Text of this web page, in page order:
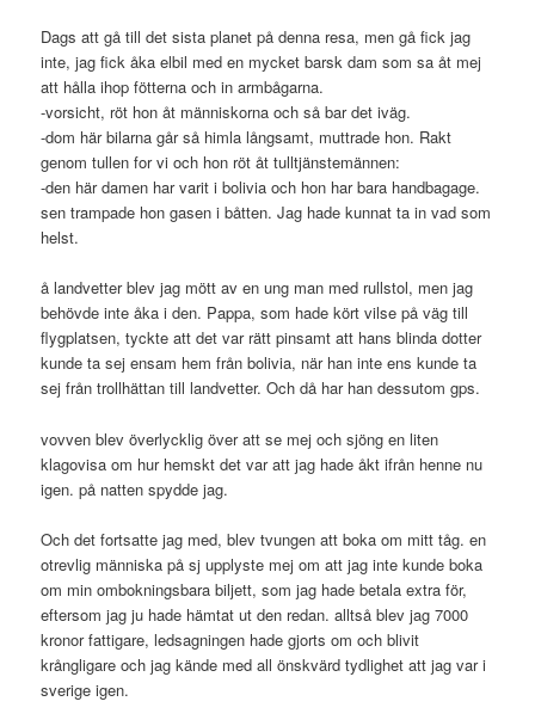
Dags att gå till det sista planet på denna resa, men gå fick jag
inte, jag fick åka elbil med en mycket barsk dam som sa åt mej
att hålla ihop fötterna och in armbågarna.
-vorsicht, röt hon åt människorna och så bar det iväg.
-dom här bilarna går så himla långsamt, muttrade hon. Rakt
genom tullen for vi och hon röt åt tulltjänstemännen:
-den här damen har varit i bolivia och hon har bara handbagage.
sen trampade hon gasen i båtten. Jag hade kunnat ta in vad som
helst.
å landvetter blev jag mött av en ung man med rullstol, men jag
behövde inte åka i den. Pappa, som hade kört vilse på väg till
flygplatsen, tyckte att det var rätt pinsamt att hans blinda dotter
kunde ta sej ensam hem från bolivia, när han inte ens kunde ta
sej från trollhättan till landvetter. Och då har han dessutom gps.
vovven blev överlycklig över att se mej och sjöng en liten
klagovisa om hur hemskt det var att jag hade åkt ifrån henne nu
igen. på natten spydde jag.
Och det fortsatte jag med, blev tvungen att boka om mitt tåg. en
otrevlig människa på sj upplyste mej om att jag inte kunde boka
om min ombokningsbara biljett, som jag hade betala extra för,
eftersom jag ju hade hämtat ut den redan. alltså blev jag 7000
kronor fattigare, ledsagningen hade gjorts om och blivit
krångligare och jag kände med all önskvärd tydlighet att jag var i
sverige igen.